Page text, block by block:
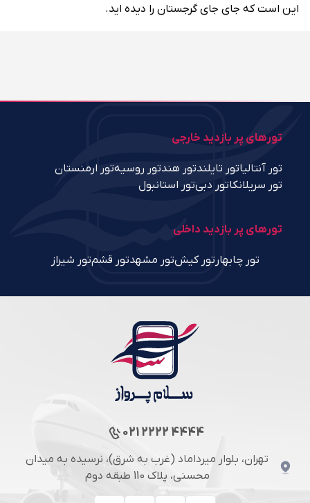
این است که جای جای گرجستان را دیده اید.
تورهای پر بازدید خارجی
تور آنتالیاتور تایلندتور هندتور روسیهتور ارمنستان
تور سریلانکاتور دبیتور استانبول
تورهای پر بازدید داخلی
تور چابهار تور کیشتور مشهدتور قشمتور شیراز
021 2222 4444
تهران، بلوار میرداماد (غرب به شرق)، نرسیده به میدان
محسنی، پلاک 110 طبقه دوم